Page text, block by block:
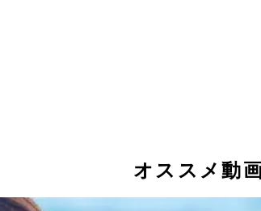
オススメ動